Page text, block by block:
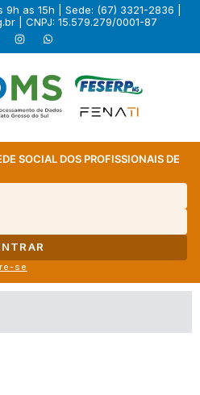
as 15h | Sede: (67) 3321-2836 |
| CNPJ: 15.579.279/0001-87
SOCIAL DOS PROFISSIONAIS DE
se